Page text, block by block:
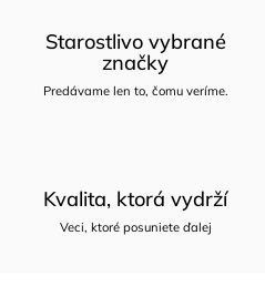
Starostlivo vybrané
značky
Predávame len to, čomu veríme.
Kvalita, ktorá vydrží
Veci, ktoré posuniete ďalej